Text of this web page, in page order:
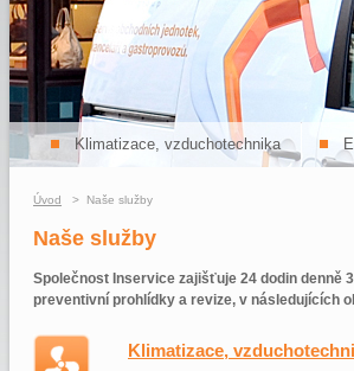
Klimatizace, vzduchotechnika
Úvod > Naše služby
Naše služby
Společnost Inservice zajišťuje 24 dodin denně
preventivní prohlídky a revize, v následujících
Klimatizace,